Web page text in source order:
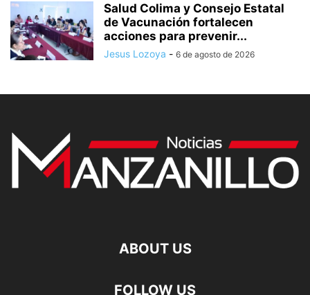
Salud Colima y Consejo Estatal
de Vacunación fortalecen
acciones para prevenir...
Jesus Lozoya - 6 de agosto de 2026
ABOUT US
FOLLOW US